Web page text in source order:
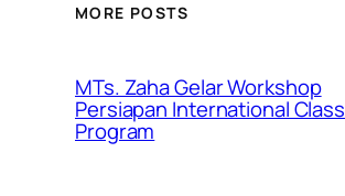
MORE POSTS
MTs. Zaha Gelar Workshop
Persiapan International Class
Program